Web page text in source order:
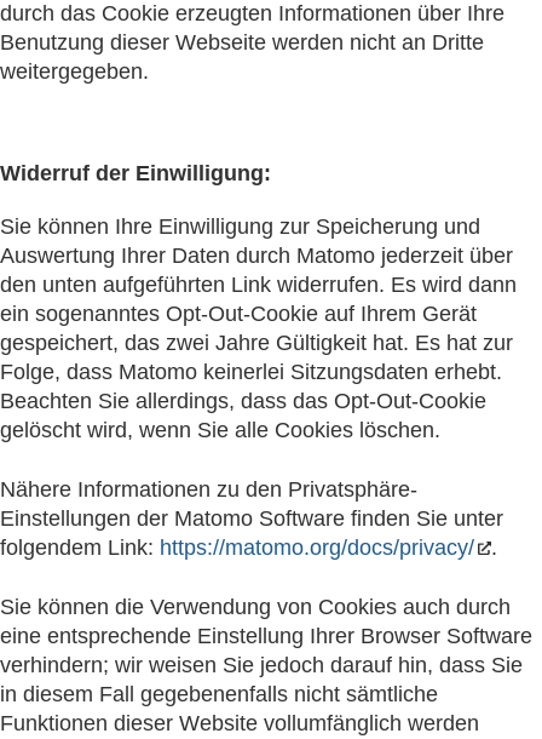
durch das Cookie erzeugten Informationen über Ihre
Benutzung dieser Webseite werden nicht an Dritte
weitergegeben.
Widerruf der Einwilligung:
Sie können Ihre Einwilligung zur Speicherung und
Auswertung Ihrer Daten durch Matomo jederzeit über
den unten aufgeführten Link widerrufen. Es wird dann
ein sogenanntes Opt-Out-Cookie auf Ihrem Gerät
gespeichert, das zwei Jahre Gültigkeit hat. Es hat zur
Folge, dass Matomo keinerlei Sitzungsdaten erhebt.
Beachten Sie allerdings, dass das Opt-Out-Cookie
gelöscht wird, wenn Sie alle Cookies löschen.
Nähere Informationen zu den Privatsphäre-
Einstellungen der Matomo Software finden Sie unter
folgendem Link: https://matomo.org/docs/privacy/ .
Sie können die Verwendung von Cookies auch durch
eine entsprechende Einstellung Ihrer Browser Software
verhindern; wir weisen Sie jedoch darauf hin, dass Sie
in diesem Fall gegebenenfalls nicht sämtliche
Funktionen dieser Website vollumfänglich werden